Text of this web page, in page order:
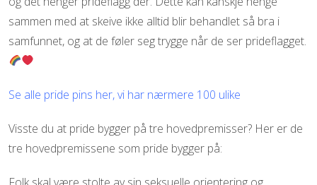
sammen med at skeive ikke alltid blir behandlet så bra i
samfunnet, og at de føler seg trygge når de ser prideflagget.
Se alle pride pins her, vi har nærmere 100 ulike
Visste du at pride bygger på tre hovedpremisser? Her er de
tre hovedpremissene som pride bygger på: